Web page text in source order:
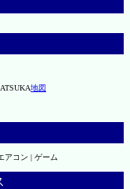
地図
アコン | ゲーム